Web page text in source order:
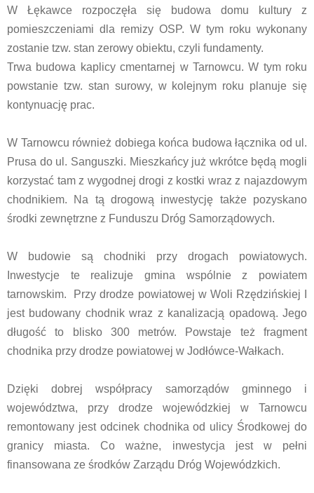
W Łękawce rozpoczęła się budowa domu kultury z
pomieszczeniami dla remizy OSP. W tym roku wykonany
zostanie tzw. stan zerowy obiektu, czyli fundamenty.
Trwa budowa kaplicy cmentarnej w Tarnowcu. W tym roku
powstanie tzw. stan surowy, w kolejnym roku planuje się
kontynuację prac.
W Tarnowcu również dobiega końca budowa łącznika od ul.
Prusa do ul. Sanguszki. Mieszkańcy już wkrótce będą mogli
korzystać tam z wygodnej drogi z kostki wraz z najazdowym
chodnikiem. Na tą drogową inwestycję także pozyskano
środki zewnętrzne z Funduszu Dróg Samorządowych.
W budowie są chodniki przy drogach powiatowych.
Inwestycje te realizuje gmina wspólnie z powiatem
tarnowskim. Przy drodze powiatowej w Woli Rzędzińskiej I
jest budowany chodnik wraz z kanalizacją opadową. Jego
długość to blisko 300 metrów. Powstaje też fragment
chodnika przy drodze powiatowej w Jodłówce-Wałkach.
Dzięki dobrej współpracy samorządów gminnego i
województwa, przy drodze wojewódzkiej w Tarnowcu
remontowany jest odcinek chodnika od ulicy Środkowej do
granicy miasta. Co ważne, inwestycja jest w pełni
finansowana ze środków Zarządu Dróg Wojewódzkich.